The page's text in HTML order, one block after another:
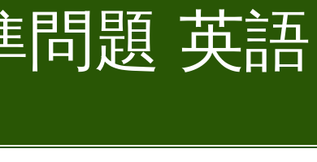
問題 英